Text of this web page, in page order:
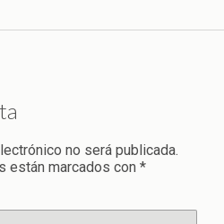
no será publicada.
están marcados con *